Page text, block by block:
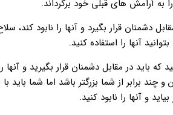
به آرامش های قبلی خود برگرداند.
دشمنان قرار بگیرد و آنها را نابود کند،
آنها را استفاده کنید.
باید در مقابل دشمنان قرار بگیرید و آنها
از شما بزرگتر باشد اما شما باید با
و آنها را نابود کنید.